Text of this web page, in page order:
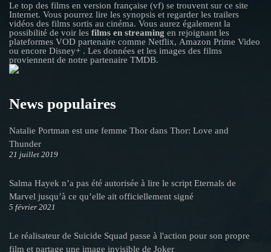
Le top des films en version française (vf) se trouvent sur ce site
Internet. Vous pourrez lire les synopsis et regarder les trailers
vidéos des films sortis au cinéma. Vous aurez également la
possibilité de voir les films en streaming en rejoignant les
plateformes VOD partenaire comme Netflix, Amazon Prime Video
ou encore Disney+ . Les données et les images des films
proviennent de notre partenaire TMDB.
News populaires
Natalie Portman est une femme Thor dans Thor: Love and
Thunder
21 juillet 2019
Salma Hayek n’a pas été autorisée à lire le script Eternals de
Marvel jusqu’à ce qu’elle ait officiellement signé
5 février 2021
Le réalisateur de Suicide Squad passe à l'action pour son propre
film et partage une image invisible de Joker